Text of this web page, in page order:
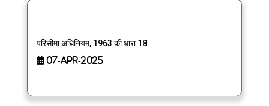
परिसीमा अधिनियम, 1963 की धारा 18
07-Apr-2025